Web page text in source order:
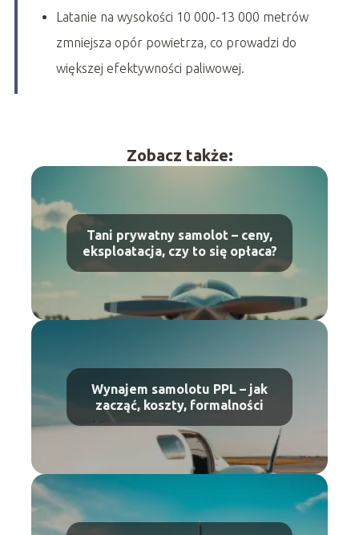
Latanie na wysokości 10 000-13 000 metrów
zmniejsza opór powietrza, co prowadzi do
większej efektywności paliwowej.
Zobacz także:
Tani prywatny samolot – ceny,
eksploatacja, czy to się opłaca?
Wynajem samolotu PPL – jak
zacząć, koszty, formalności